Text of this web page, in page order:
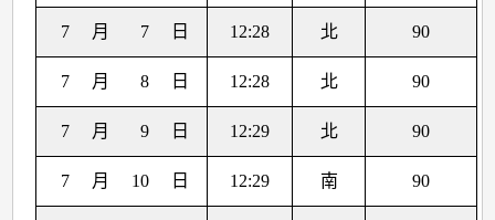
7 月 7 日 12:28 北 90
7 月 8 日 12:28 北 90
7 月 9 日 12:29 北 90
7 月 10 日 12:29 南 90